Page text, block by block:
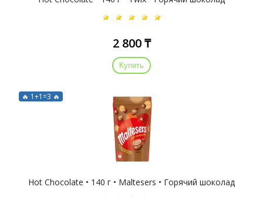
2 800 ₸
Купить
🔥 1+1=3 🔥
Hot Chocolate • 140 г • Maltesers • Горячий шоколад